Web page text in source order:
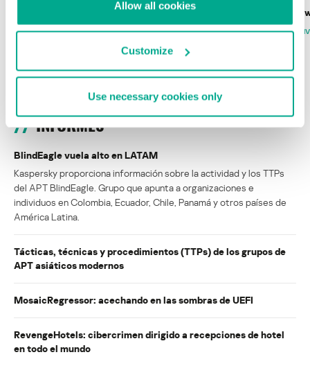
Allow all cookies
Customize
Use necessary cookies only
Wardriving en México: preparativos para
la Copa Mundial de Fútbol 2026
Estado del
FABIO ASSOLINI MARC
INFORMES
BlindEagle vuela alto en LATAM
Kaspersky proporciona información sobre la actividad y los TTPs
del APT BlindEagle. Grupo que apunta a organizaciones e
individuos en Colombia, Ecuador, Chile, Panamá y otros países de
América Latina.
Tácticas, técnicas y procedimientos (TTPs) de los grupos de
APT asiáticos modernos
MosaicRegressor: acechando en las sombras de UEFI
RevengeHotels: cibercrimen dirigido a recepciones de hotel
en todo el mundo